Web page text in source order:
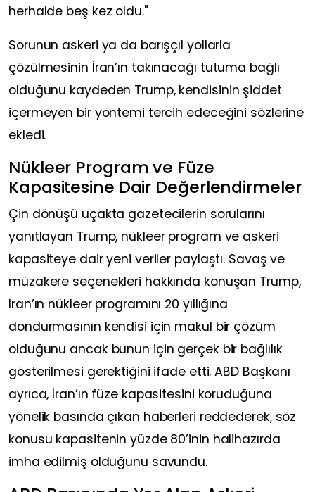
herhalde beş kez oldu."
Sorunun askeri ya da barışçıl yollarla
çözülmesinin İran’ın takınacağı tutuma bağlı
olduğunu kaydeden Trump, kendisinin şiddet
içermeyen bir yöntemi tercih edeceğini sözlerine
ekledi.
Nükleer Program ve Füze
Kapasitesine Dair Değerlendirmeler
Çin dönüşü uçakta gazetecilerin sorularını
yanıtlayan Trump, nükleer program ve askeri
kapasiteye dair yeni veriler paylaştı. Savaş ve
müzakere seçenekleri hakkında konuşan Trump,
İran’ın nükleer programını 20 yıllığına
dondurmasının kendisi için makul bir çözüm
olduğunu ancak bunun için gerçek bir bağlılık
gösterilmesi gerektiğini ifade etti. ABD Başkanı
ayrıca, İran’ın füze kapasitesini koruduğuna
yönelik basında çıkan haberleri reddederek, söz
konusu kapasitenin yüzde 80’inin halihazırda
imha edilmiş olduğunu savundu.